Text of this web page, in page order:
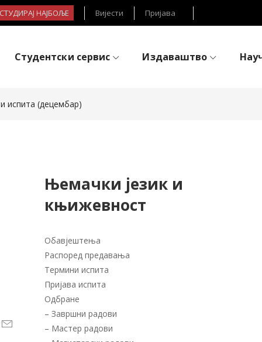
НАЈБОЉЕ Вијести Пријава
Студентски сервис Издаваштво
испита (децембар)
Њемачки језик и
књижевност
Обавјештења
Распоред предавања
Термини испита
Пријава испита
Одбране
– Завршни радови
– Мастер радови